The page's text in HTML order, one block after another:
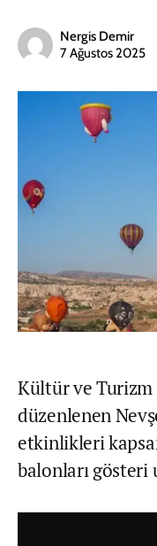
Nergis Demir
7 Ağustos 2025
Kültür ve Turizm
düzenlenen
etkinlikleri
balonları gösteri